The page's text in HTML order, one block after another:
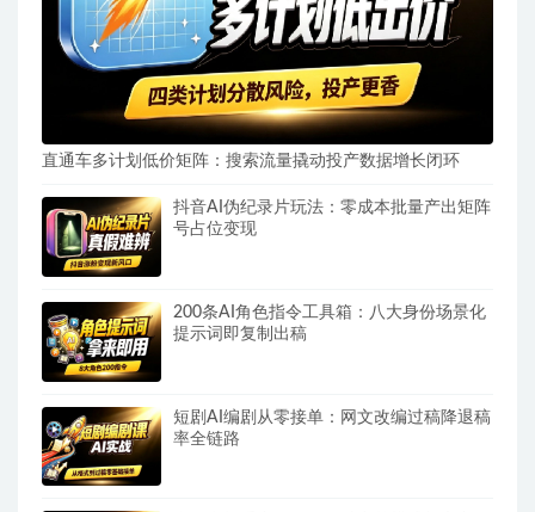
直通车多计划低价矩阵：搜索流量撬动投产数据增长闭环
抖音AI伪纪录片玩法：零成本批量产出矩阵
号占位变现
200条AI角色指令工具箱：八大身份场景化
提示词即复制出稿
短剧AI编剧从零接单：网文改编过稿降退稿
率全链路